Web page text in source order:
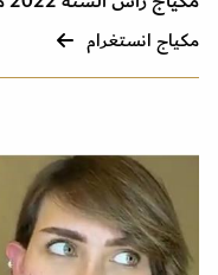
مكياج انستغرام